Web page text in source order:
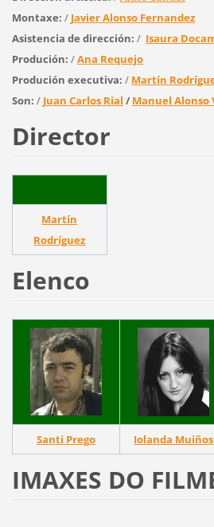
Montaxe: / Javier Alonso Fernandez
Asistencia de dirección: / Isaura
Produción: /Ana Requejo
Produción executiva: / Martín
Son: / Juan Carlos Rial / Manuel Alonso
Director
Martín
Rodríguez
Elenco
Santi Prego Iolanda Muiños
IMAXES DO